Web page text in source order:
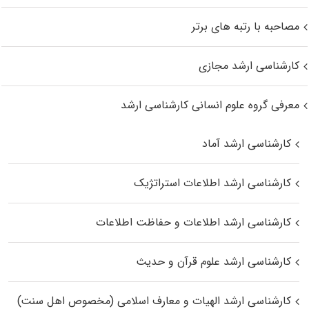
مصاحبه با رتبه های برتر
کارشناسی ارشد مجازی
معرفی گروه علوم انسانی کارشناسی ارشد
کارشناسی ارشد آماد
کارشناسی ارشد اطلاعات استراتژیک
کارشناسی ارشد اطلاعات و حفاظت اطلاعات
کارشناسی ارشد علوم قرآن و حدیث
کارشناسی ارشد الهیات و معارف اسلامی (مخصوص اهل سنت)